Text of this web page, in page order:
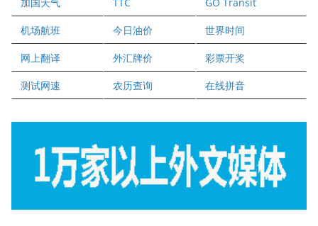
健健宝公司
二十一世纪美联地产公司
全球趋势移民留学
盛达资本
正点印艺设计
机场航班 今日油价 世界时间
网上翻译 外汇牌价 彩票开奖
测试网速 农历查询 在线拼音